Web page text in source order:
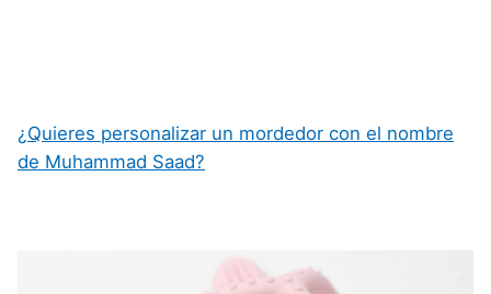
¿Quieres personalizar un mordedor con el nombre
de Muhammad Saad?